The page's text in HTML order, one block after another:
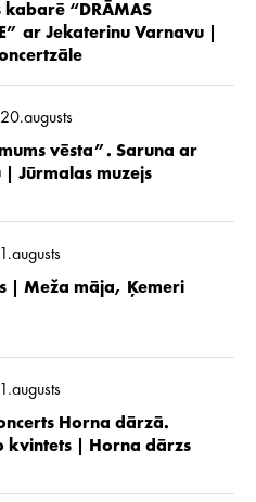
“DRĀMAS
ar Jekaterinu Varnavu |
vēsta”. Saruna ar
| Jūrmalas muzejs
| Meža māja, Ķemeri
Horna dārzā.
kvintets | Horna dārzs